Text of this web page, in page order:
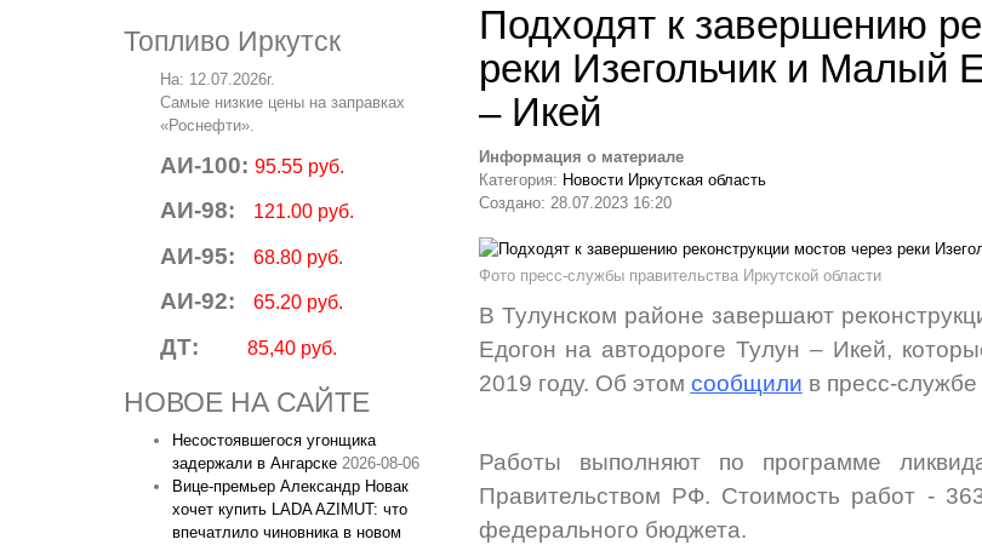
Топливо Иркутск
На: 12.07.2026г.
Самые низкие цены на заправках
«Роснефти».
АИ-100: 95.55 руб.
АИ-98: 121.00 руб.
АИ-95: 68.80 руб.
АИ-92: 65.20 руб.
ДТ: 85,40 руб.
НОВОЕ НА САЙТЕ
Несостоявшегося угонщика
задержали в Ангарске 2026-08-06
Вице‑премьер Александр Новак
хочет купить LADA AZIMUT: что
впечатлило чиновника в новом
Подходят к завершению
реки Изегольчик и Малый
– Икей
Информация о материале
Категория: Новости Иркутская область
Создано: 28.07.2023 16:20
Фото пресс-службы правительства Иркутской области
В Тулунском районе завершают
Едогон на автодороге Тулун – Икей,
2019 году. Об этом сообщили в пресс-службе
Работы выполняют по программе
Правительством РФ. Стоимость работ -
федерального бюджета.